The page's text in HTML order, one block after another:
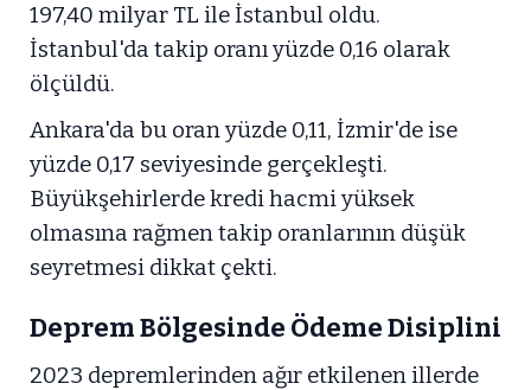
197,40 milyar TL ile İstanbul oldu.
İstanbul'da takip oranı yüzde 0,16 olarak
ölçüldü.
Ankara'da bu oran yüzde 0,11, İzmir'de ise
yüzde 0,17 seviyesinde gerçekleşti.
Büyükşehirlerde kredi hacmi yüksek
olmasına rağmen takip oranlarının düşük
seyretmesi dikkat çekti.
Deprem Bölgesinde Ödeme Disiplini
2023 depremlerinden ağır etkilenen illerde